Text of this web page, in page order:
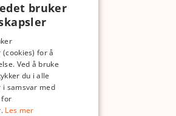
bruker
for å
Ved å bruke
du i alle
i samsvar med
for
Les mer